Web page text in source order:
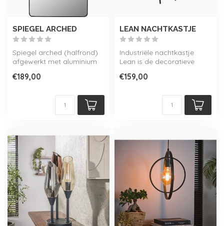
SPIEGEL ARCHED
Spiegel arched (halfrond)
afgewerkt met aluminium
Verkrijgbaar in 3 kleu...
€189,00
LEAN NACHTKASTJE
Industriële nachtkastje
Lean is de decoratieve
logeerka...
€159,00